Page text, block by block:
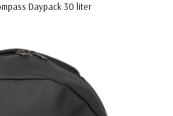
Daypack 30 liter